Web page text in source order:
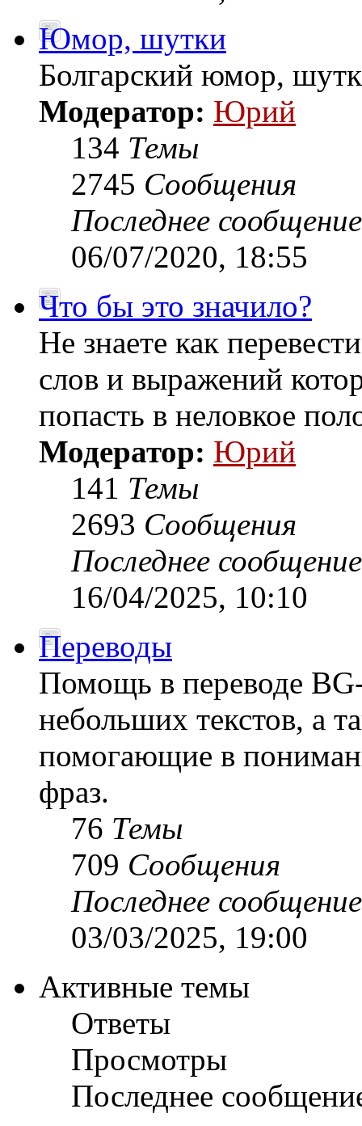
Юмор, шутки
Болгарский юмор,
Модератор: Юрий
134 Темы
2745 Сообщения
Последнее сообщение
06/07/2020, 18:55
Что бы это значило?
Не знаете как
слов и выражений
попасть в неловкое
Модератор: Юрий
141 Темы
2693 Сообщения
Последнее сообщение
16/04/2025, 10:10
Переводы
Помощь в переводе
небольших текстов, а
помогающие в
фраз.
76 Темы
709 Сообщения
Последнее сообщение
03/03/2025, 19:00
Активные темы
Ответы
Просмотры
Последнее